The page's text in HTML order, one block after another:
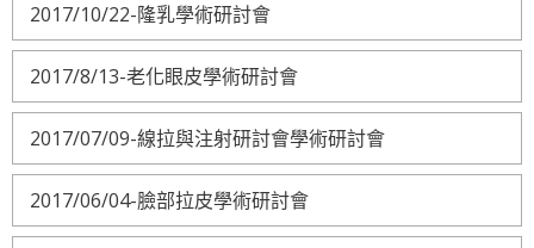
2017/10/22-隆乳學術研討會
2017/8/13-老化眼皮學術研討會
2017/07/09-線拉與注射研討會學術研討會
2017/06/04-臉部拉皮學術研討會